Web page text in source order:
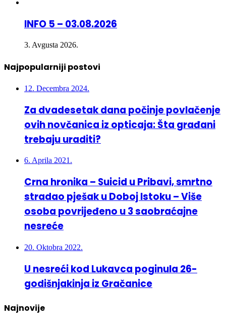
INFO 5 – 03.08.2026
3. Avgusta 2026.
Najpopularniji postovi
12. Decembra 2024.
Za dvadesetak dana počinje povlačenje
ovih novčanica iz opticaja: Šta građani
trebaju uraditi?
6. Aprila 2021.
Crna hronika – Suicid u Pribavi, smrtno
stradao pješak u Doboj Istoku – Više
osoba povrijeđeno u 3 saobraćajne
nesreće
20. Oktobra 2022.
U nesreći kod Lukavca poginula 26-
godišnjakinja iz Gračanice
Najnovije